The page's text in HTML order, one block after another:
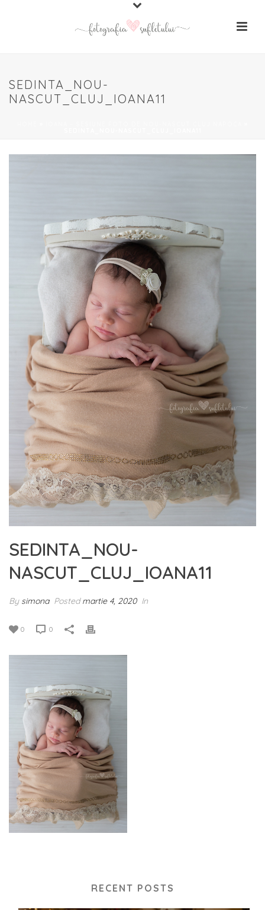
SEDINTA_NOU-
NASCUT_CLUJ_IOANA11
SEDINTA_NOU-
NASCUT_CLUJ_IOANA11
By simona Postedmartie 4, 2020 In
0 0
RECENT POSTS